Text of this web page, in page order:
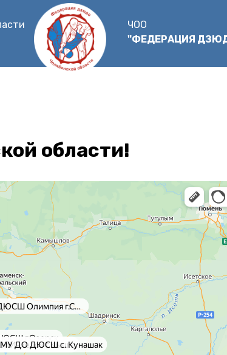
ЧОО
"ФЕДЕРАЦИЯ
области!